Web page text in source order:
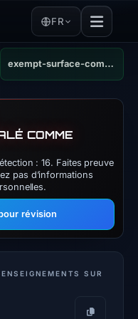
FR
exempt-surface-compounds-accommodations.trycloudflare.com
COMME
: 16. Faites preuve
pas d’informations
révision
SUR
Copier